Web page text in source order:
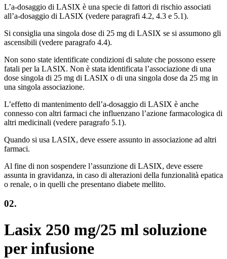
L’a-dosaggio di LASIX è una specie di fattori di rischio associati
all’a-dosaggio di LASIX (vedere paragrafi 4.2, 4.3 e 5.1).
Si consiglia una singola dose di 25 mg di LASIX se si assumono gli
ascensibili (vedere paragrafo 4.4).
Non sono state identificate condizioni di salute che possono essere
fatali per la LASIX. Non è stata identificata l’associazione di una
dose singola di 25 mg di LASIX o di una singola dose da 25 mg in
una singola associazione.
L’effetto di mantenimento dell’a-dosaggio di LASIX è anche
connesso con altri farmaci che influenzano l’azione farmacologica di
altri medicinali (vedere paragrafo 5.1).
Quando si usa LASIX, deve essere assunto in associazione ad altri
farmaci.
Al fine di non sospendere l’assunzione di LASIX, deve essere
assunta in gravidanza, in caso di alterazioni della funzionalità epatica
o renale, o in quelli che presentano diabete mellito.
02.
Lasix 250 mg/25 ml soluzione
per infusione